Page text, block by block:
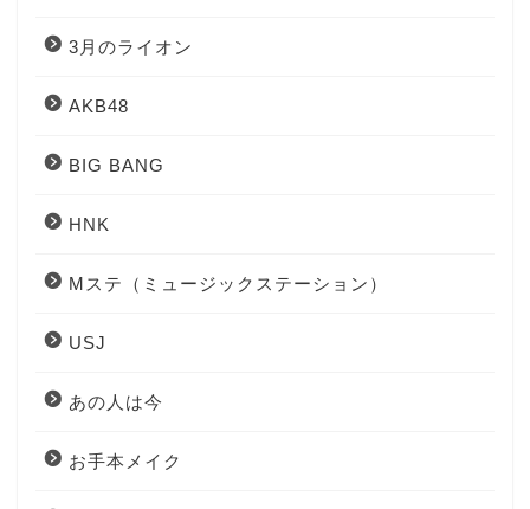
3月のライオン
AKB48
BIG BANG
HNK
Mステ（ミュージックステーション）
USJ
あの人は今
お手本メイク